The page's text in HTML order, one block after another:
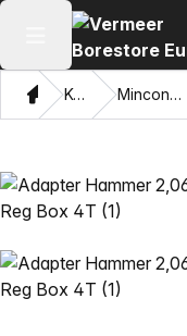
Åbn hovedmenuen
HjemKatalog Mincon™ HDD hamre